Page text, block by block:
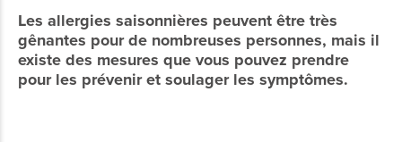
Les allergies saisonnières peuvent être très
gênantes pour de nombreuses personnes, mais il
existe des mesures que vous pouvez prendre
pour les prévenir et soulager les symptômes.